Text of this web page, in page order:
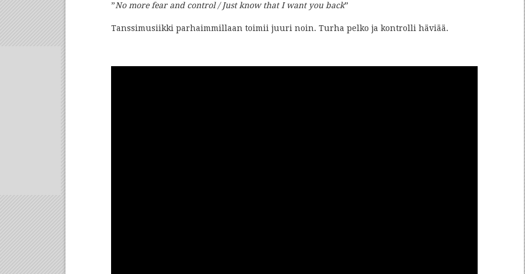
”No more fear and control / Just know that I want you back”
Tanssimusiikki parhaimmillaan toimii juuri noin. Turha pelko ja kontrolli häviää.